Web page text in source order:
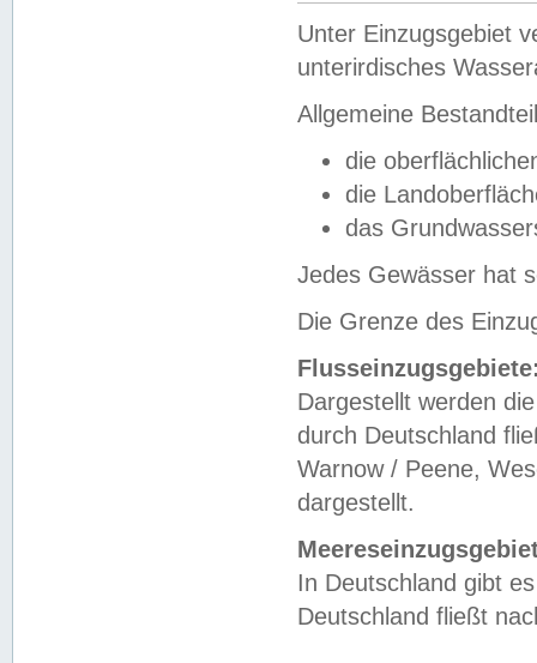
Unter Einzugsgebiet
unterirdisches
Allgemeine
die
die
das
Jedes Gewässer hat
Die Grenze des
Dargestellt werden
durch Deutschland
Warnow / Peene,
dargestellt.
In Deutschland gibt
Deutschland fließt